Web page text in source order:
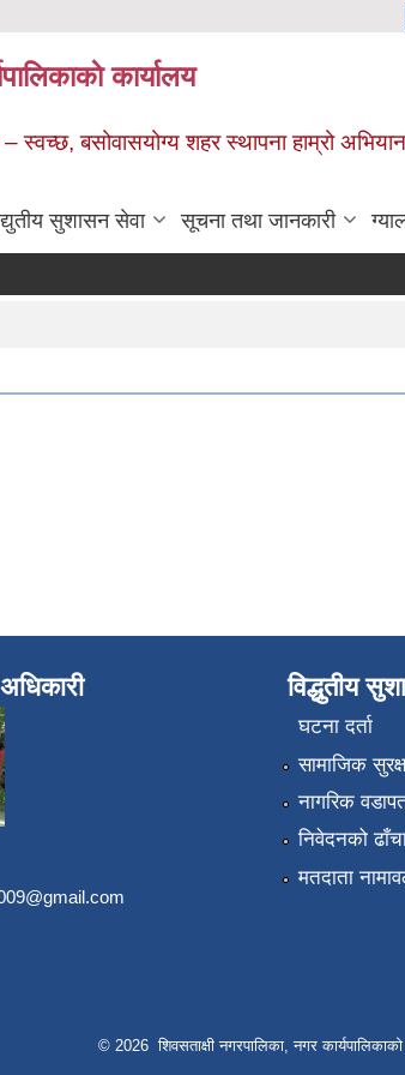
कार्यालय
स्वच्छ, बसोवासयोग्य शहर स्थापना हाम्रो
सुशासन सेवा सूचना तथा जानकारी
विद्धुतीय
घटना दर्ता
सामाजिक
नागरिक
निवेदनको
मतदाता
© 2026 शिवसताक्षी नगरपालिका, नगर कार्यपालिकाकाे